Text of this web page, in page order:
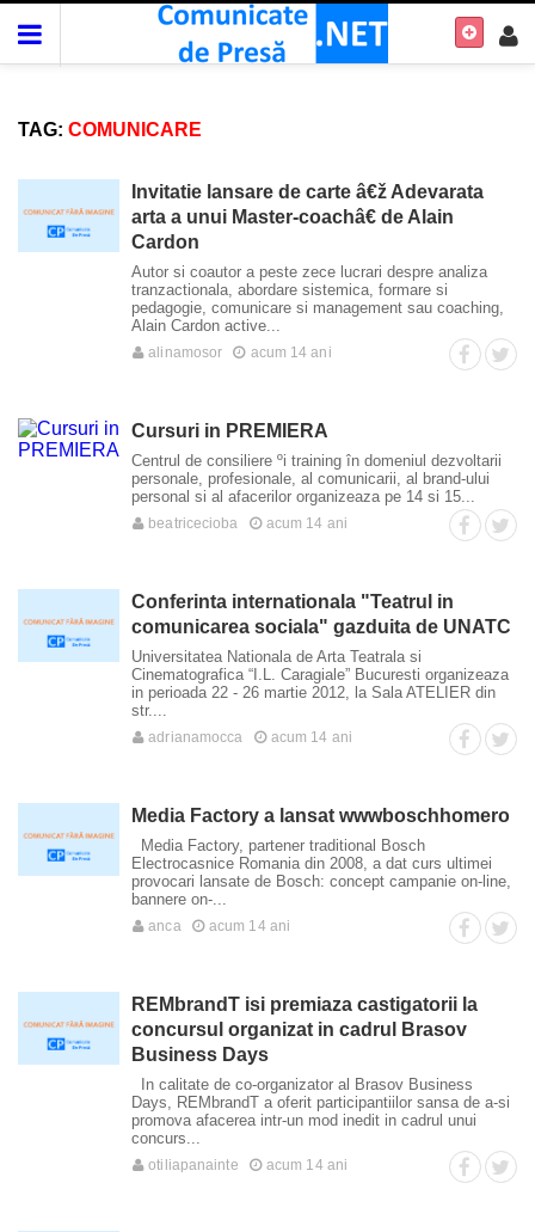
TAG: COMUNICARE
Invitatie lansare de carte â€ž Adevarata
arta a unui Master-coachâ€ de Alain
Cardon
Autor si coautor a peste zece lucrari despre analiza
tranzactionala, abordare sistemica, formare si
pedagogie, comunicare si management sau coaching,
Alain Cardon active...
alinamosor acum 14 ani
Cursuri in PREMIERA
Centrul de consiliere ºi training în domeniul dezvoltarii
personale, profesionale, al comunicarii, al brand-ului
personal si al afacerilor organizeaza pe 14 si 15...
beatricecioba acum 14 ani
Conferinta internationala "Teatrul in
comunicarea sociala" gazduita de UNATC
Universitatea Nationala de Arta Teatrala si
Cinematografica “I.L. Caragiale” Bucuresti organizeaza
in perioada 22 - 26 martie 2012, la Sala ATELIER din
str....
adrianamocca acum 14 ani
Media Factory a lansat wwwboschhomero
Media Factory, partener traditional Bosch
Electrocasnice Romania din 2008, a dat curs ultimei
provocari lansate de Bosch: concept campanie on-line,
bannere on-...
anca acum 14 ani
REMbrandT isi premiaza castigatorii la
concursul organizat in cadrul Brasov
Business Days
In calitate de co-organizator al Brasov Business
Days, REMbrandT a oferit participantiilor sansa de a-si
promova afacerea intr-un mod inedit in cadrul unui
concurs...
otiliapanainte acum 14 ani